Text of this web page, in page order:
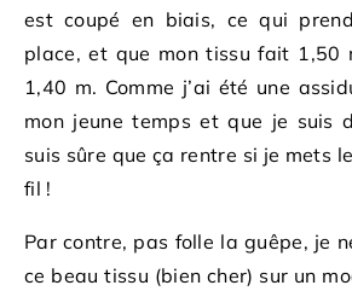
est coupé en biais, ce qui
place, et que mon tissu fait 1,50
1,40 m. Comme j’ai été une
mon jeune temps et que je suis
suis sûre que ça rentre si je mets
fil !
Par contre, pas folle la guêpe, je
ce beau tissu (bien cher) sur un